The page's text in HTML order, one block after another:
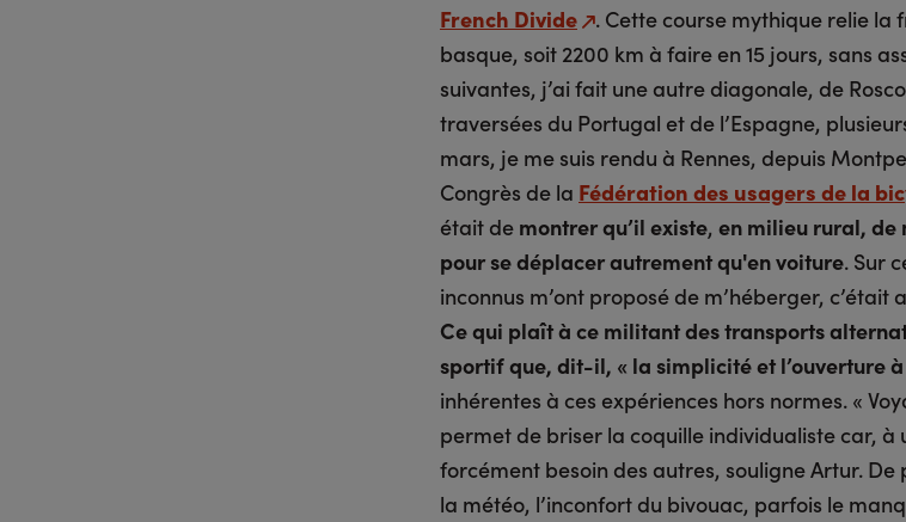
French Divide
. Cette course mythique relie la
basque, soit 2200 km à faire en 15 jours, sans
suivantes, j’ai fait une autre diagonale, de
traversées du Portugal et de l’Espagne,
mars, je me suis rendu à Rennes, depuis
Congrès de la Fédération des usagers de la
était de montrer qu’il existe, en milieu rural, de
pour se déplacer autrement qu'en voiture. Sur
inconnus m’ont proposé de m’héberger, c’était
Ce qui plaît à ce militant des transports
sportif que, dit-il, « la simplicité et l’ouverture
inhérentes à ces expériences hors normes. «
permet de briser la coquille individualiste car, à
forcément besoin des autres, souligne Artur.
la météo, l’inconfort du bivouac, parfois le